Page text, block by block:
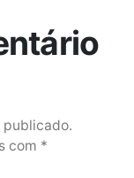
publicado.
com *